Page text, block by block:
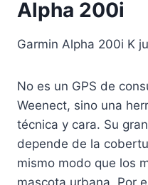
Alpha 200i
Garmin Alpha 200i K
No es un GPS de
Weenect, sino una
técnica y cara. Su
depende de la
mismo modo que los